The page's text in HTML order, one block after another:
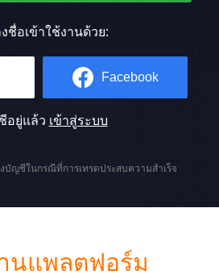
ชื่อเข้าใช้งานด้วย:
Facebook
อยู่แล้ว เข้าสู่ระบบ
บัญชีในกรณีที่การเทรดประสบความสำเร็จ
นแพลตฟอร์ม